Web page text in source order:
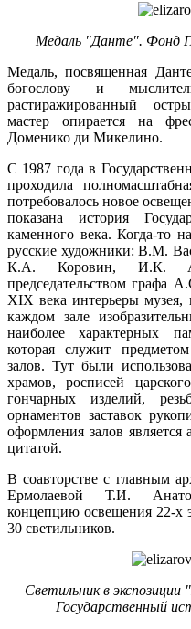
Медаль "Данте". Фонд
Медаль, посвященная
богослову и
растиражированный
мастер опирается на
Доменико ди Микелино.
С 1987 года в
проходила
потребовалось новое
показана история
каменного века. Когда-то
русские художники: В.М.
К.А. Коровин, И.К.
председательством графа
XIX века интерьеры музея,
каждом зале
наиболее характерных
которая служит
залов. Тут были
храмов, росписей
гончарных изделий,
орнаментов заставок
оформления залов является
цитатой.
В соавторстве с главным
Ермолаевой Т.И.
концепцию освещения 22-х
30 светильников.
Светильник в
Государственный